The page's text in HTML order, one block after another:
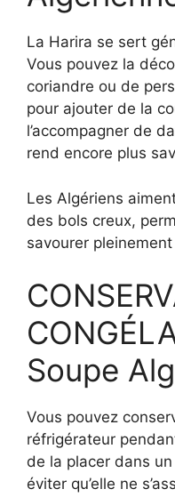
La Harira se sert
Vous pouvez la
coriandre ou de
pour ajouter de la
l’accompagner de
rend encore plus
Les Algériens
des bols creux,
savourer
Soupe
Vous pouvez
réfrigérateur
de la placer dans
éviter qu’elle ne